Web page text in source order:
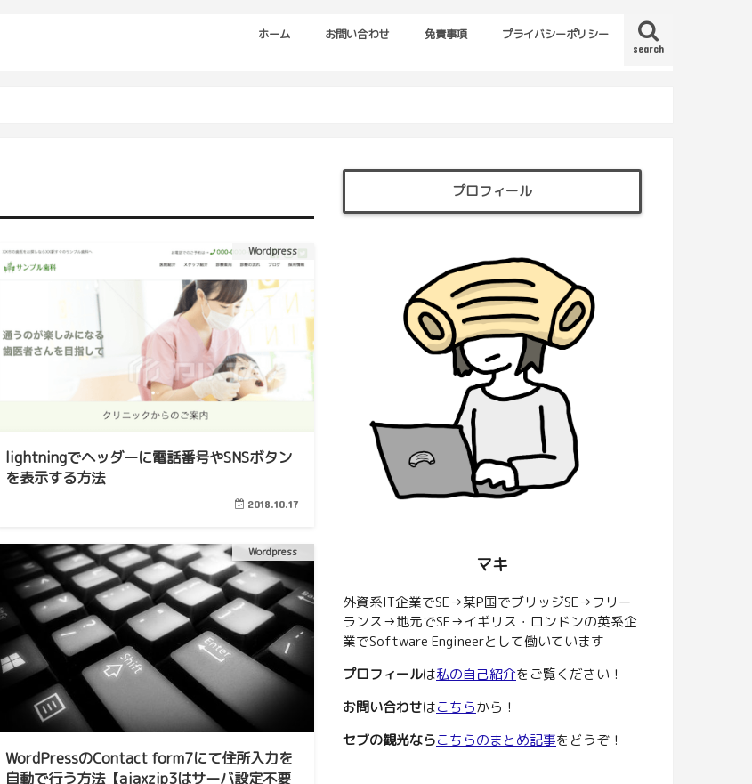
search
ホーム お問い合わせ 免責事項 プライバシーポリシー
Wordpress
lightningでヘッダーに電話番号やSNSボタン
を表示する方法
2018.10.17
Wordpress
WordPressのContact form7にて住所入力を
自動で行う方法【ajaxzip3はサーバ設定不要
プロフィール
マキ
外資系IT企業でSE→某P国でブリッジSE→フリー
ランス→地元でSE→イギリス・ロンドンの英系企
業でSoftware Engineerとして働いています
プロフィールは私の自己紹介をご覧ください！
お問い合わせはこちらから！
セブの観光ならこちらのまとめ記事をどうぞ！